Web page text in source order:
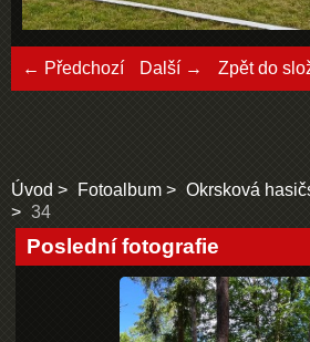
← Předchozí Další → Zpět do
Úvod Fotoalbum
Okrsková
34
Poslední fotografie